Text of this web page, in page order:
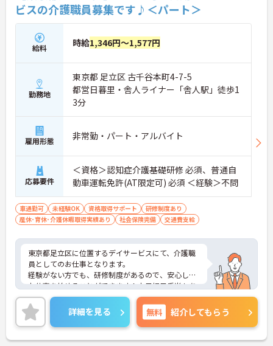
ビスの介護職員募集です♪＜パート＞
給料 時給1,346円～1,577円
勤務地
東京都 足立区 古千谷本町4-7-5
都営日暮里・舎人ライナー「舎人駅」徒歩1
3分
雇用形態 非常勤・パート・アルバイト
応募要件
＜資格＞認知症介護基礎研修 必須、普通自
動車運転免許(AT限定可) 必須 ＜経験＞不問
車通勤可 未経験OK 資格取得サポート
研修制度あり
産休･育休･介護休暇取得実績あり
社会保険完備 交通費支給
東京都足立区に位置するデイサービスにて、介護職
員としてのお仕事となります。
経験がない方でも、研修制度があるので、安心して
お仕事を始めることができます！土日祝日手当もあ
り、頑張った分お給料もUPできます◎
ご興味ある方は面接ポイントをお伝えしますので、
お気軽にお問い合わせください♪
詳細を見る 無料 紹介してもらう